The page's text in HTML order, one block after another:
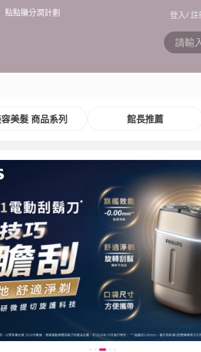
點點賺分潤計劃 登入/註
美髮 商品系列 館長推薦